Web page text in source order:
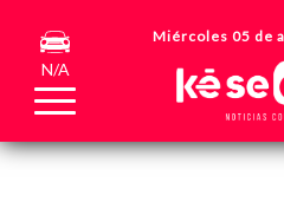
N/A
Miércoles 05 de